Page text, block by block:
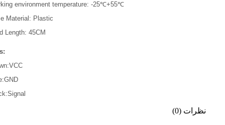
environment temperature: -25℃+55℃
Material: Plastic
Length: 45CM
نظرات (0)